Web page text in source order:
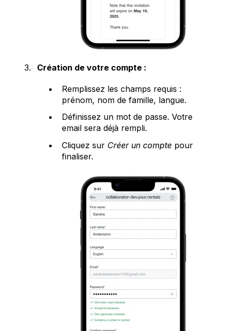
Création de votre compte :
Remplissez les champs requis :
prénom, nom de famille, langue.
Définissez un mot de passe. Votre
email sera déjà rempli.
Cliquez sur Créer un compte pour
finaliser.